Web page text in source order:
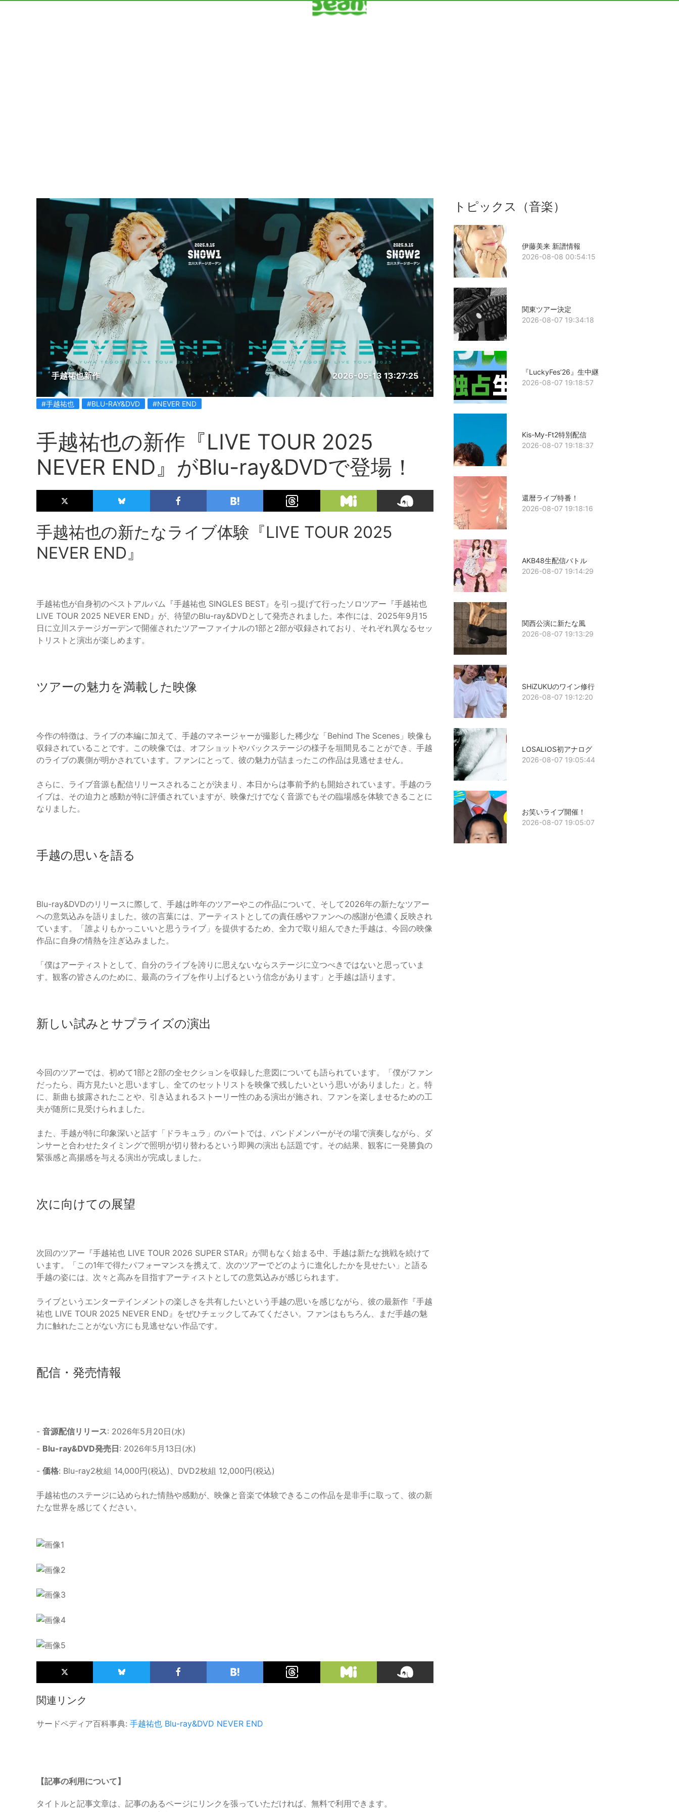
手越祐也新作 2026-05-13 13:27:25
#手越祐也 #BLU-RAY&DVD #NEVER END
手越祐也の新作『LIVE TOUR 2025
NEVER END』がBlu-ray&DVDで登場！
手越祐也の新たなライブ体験『LIVE TOUR 2025
NEVER END』
手越祐也が自身初のベストアルバム『手越祐也 SINGLES BEST』を引っ提げて行ったソロツアー『手越祐也
LIVE TOUR 2025 NEVER END』が、待望のBlu-ray&DVDとして発売されました。本作には、2025年9月15
日に立川ステージガーデンで開催されたツアーファイナルの1部と2部が収録されており、それぞれ異なるセッ
トリストと演出が楽しめます。
ツアーの魅力を満載した映像
今作の特徴は、ライブの本編に加えて、手越のマネージャーが撮影した稀少な「Behind The Scenes」映像も
収録されていることです。この映像では、オフショットやバックステージの様子を垣間見ることができ、手越
のライブの裏側が明かされています。ファンにとって、彼の魅力が詰まったこの作品は見逃せません。
さらに、ライブ音源も配信リリースされることが決まり、本日からは事前予約も開始されています。手越のラ
イブは、その迫力と感動が特に評価されていますが、映像だけでなく音源でもその臨場感を体験できることに
なりました。
手越の思いを語る
Blu-ray&DVDのリリースに際して、手越は昨年のツアーやこの作品について、そして2026年の新たなツアー
への意気込みを語りました。彼の言葉には、アーティストとしての責任感やファンへの感謝が色濃く反映され
ています。「誰よりもかっこいいと思うライブ」を提供するため、全力で取り組んできた手越は、今回の映像
作品に自身の情熱を注ぎ込みました。
「僕はアーティストとして、自分のライブを誇りに思えないならステージに立つべきではないと思っていま
す。観客の皆さんのために、最高のライブを作り上げるという信念があります」と手越は語ります。
新しい試みとサプライズの演出
今回のツアーでは、初めて1部と2部の全セクションを収録した意図についても語られています。「僕がファン
だったら、両方見たいと思いますし、全てのセットリストを映像で残したいという思いがありました」と。特
に、新曲も披露されたことや、引き込まれるストーリー性のある演出が施され、ファンを楽しませるための工
夫が随所に見受けられました。
また、手越が特に印象深いと話す「ドラキュラ」のパートでは、バンドメンバーがその場で演奏しながら、ダ
ンサーと合わせたタイミングで照明が切り替わるという即興の演出も話題です。その結果、観客に一発勝負の
緊張感と高揚感を与える演出が完成しました。
次に向けての展望
次回のツアー『手越祐也 LIVE TOUR 2026 SUPER STAR』が間もなく始まる中、手越は新たな挑戦を続けて
います。「この1年で得たパフォーマンスを携えて、次のツアーでどのように進化したかを見せたい」と語る
手越の姿には、次々と高みを目指すアーティストとしての意気込みが感じられます。
ライブというエンターテインメントの楽しさを共有したいという手越の思いを感じながら、彼の最新作『手越
祐也 LIVE TOUR 2025 NEVER END』をぜひチェックしてみてください。ファンはもちろん、まだ手越の魅
力に触れたことがない方にも見逃せない作品です。
配信・発売情報
- 音源配信リリース: 2026年5月20日(水)
- Blu-ray&DVD発売日 : 2026年5月13日(水)
- 価格: Blu-ray2枚組 14,000円(税込)、DVD2枚組 12,000円(税込)
手越祐也のステージに込められた情熱や感動が、映像と音楽で体験できるこの作品を是非手に取って、彼の新
たな世界を感じてください。
関連リンク
サードペディア百科事典: 手越祐也 Blu-ray&DVD NEVER END
トピックス（音楽）
伊藤美来 新譜情報
2026-08-08 00:54:15
関東ツアー決定
2026-08-07 19:34:18
『LuckyFes’26』生中継
2026-08-07 19:18:57
Kis-My-Ft2特別配信
2026-08-07 19:18:37
還暦ライブ特番！
2026-08-07 19:18:16
AKB48生配信バトル
2026-08-07 19:14:29
関西公演に新たな風
2026-08-07 19:13:29
SHiZUKUのワイン修行
2026-08-07 19:12:20
LOSALIOS初アナログ
2026-08-07 19:05:44
お笑いライブ開催！
2026-08-07 19:05:07
【記事の利用について】
タイトルと記事文章は、記事のあるページにリンクを張っていただければ、無料で利用できます。